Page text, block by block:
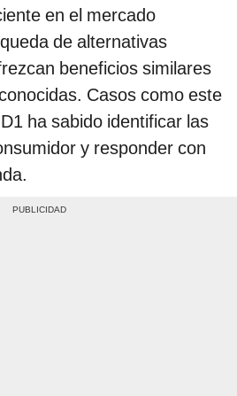
en el mercado
de alternativas
beneficios similares
Casos como este
ha sabido identificar las
y responder con